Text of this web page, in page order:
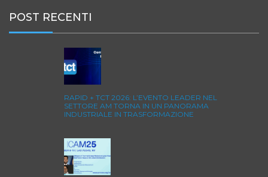
POST RECENTI
RAPID + TCT 2026: L’EVENTO LEADER NEL
SETTORE AM TORNA IN UN PANORAMA
INDUSTRIALE IN TRASFORMAZIONE